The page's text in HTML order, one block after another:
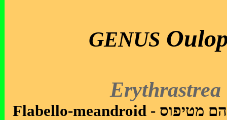
GENUS
Erythrastrea
Flabello-meandroid - הם מטיפוס